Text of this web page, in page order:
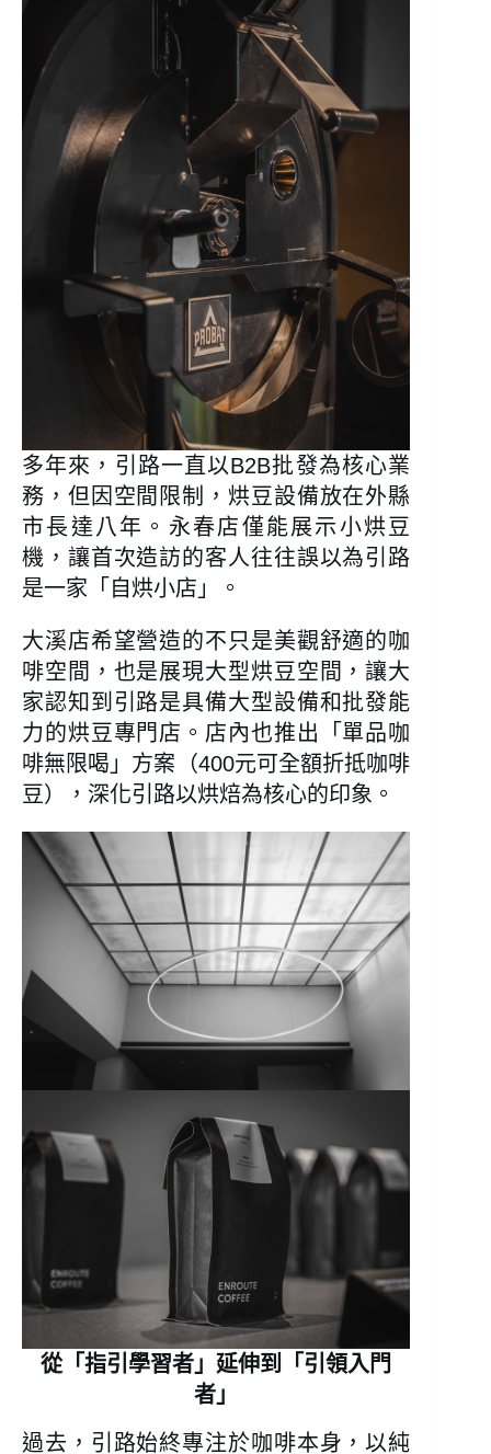
多年來，引路一直以B2B批發為核心業
務，但因空間限制，烘豆設備放在外縣
市長達八年。永春店僅能展示小烘豆
機，讓首次造訪的客人往往誤以為引路
是一家「自烘小店」。
大溪店希望營造的不只是美觀舒適的咖
啡空間，也是展現大型烘豆空間，讓大
家認知到引路是具備大型設備和批發能
力的烘豆專門店。店內也推出「單品咖
啡無限喝」方案（400元可全額折抵咖啡
豆），深化引路以烘焙為核心的印象。
從「指引學習者」延伸到「引領入門
者」
過去，引路始終專注於咖啡本身，以純